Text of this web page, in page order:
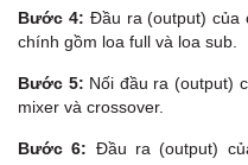
Bước 4: Đầu ra (output) của
chính gồm loa full và loa sub.
Bước 5: Nối đầu ra (output)
mixer và crossover.
Bước 6: Đầu ra (output)